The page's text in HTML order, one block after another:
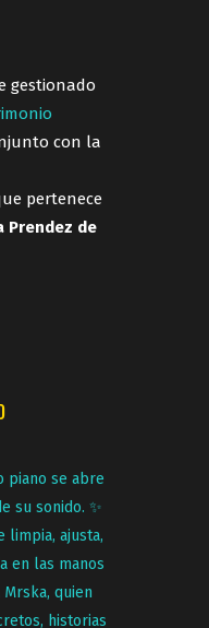
gestionado
con la
pertenece
Prendez de